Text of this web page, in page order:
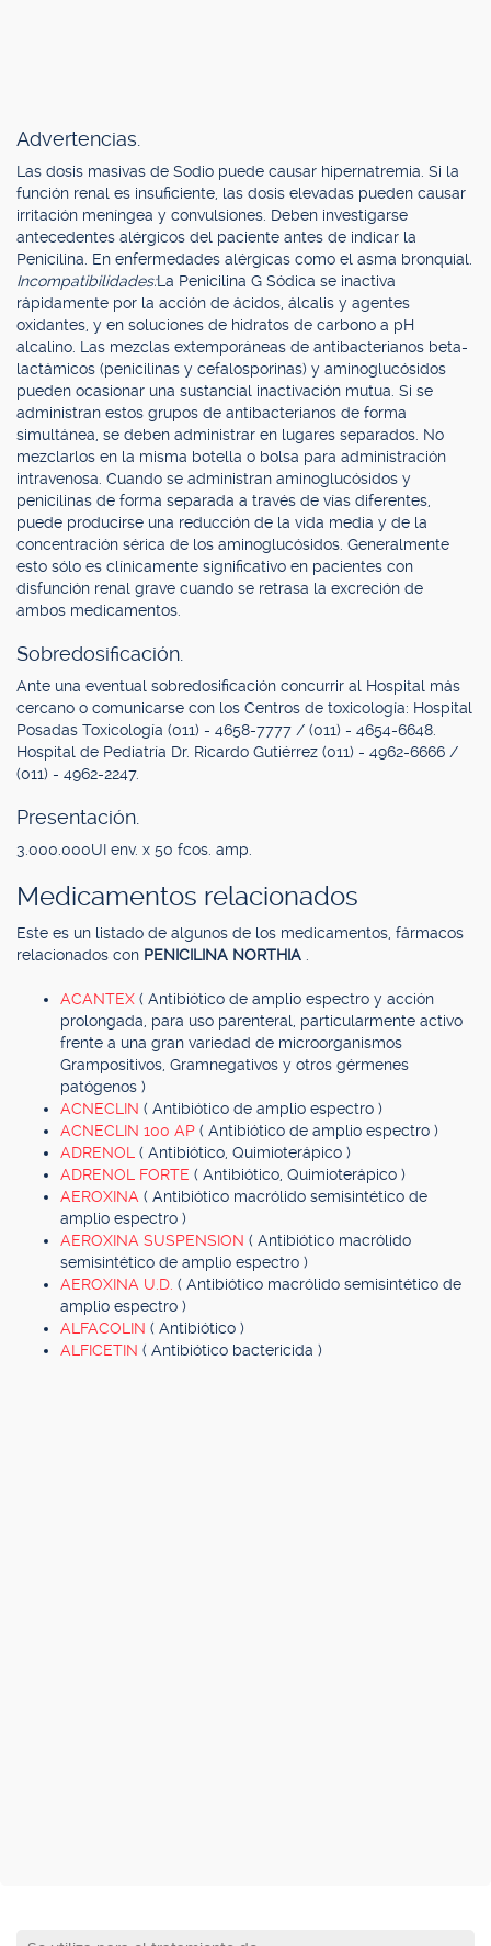
Advertencias.
Las dosis masivas de Sodio puede causar hipernatremia. Si la
función renal es insuficiente, las dosis elevadas pueden causar
irritación meníngea y convulsiones. Deben investigarse
antecedentes alérgicos del paciente antes de indicar la
Penicilina. En enfermedades alérgicas como el asma bronquial.
Incompatibilidades:La Penicilina G Sódica se inactiva
rápidamente por la acción de ácidos, álcalis y agentes
oxidantes, y en soluciones de hidratos de carbono a pH
alcalino. Las mezclas extemporáneas de antibacterianos beta-
lactámicos (penicilinas y cefalosporinas) y aminoglucósidos
pueden ocasionar una sustancial inactivación mutua. Si se
administran estos grupos de antibacterianos de forma
simultánea, se deben administrar en lugares separados. No
mezclarlos en la misma botella o bolsa para administración
intravenosa. Cuando se administran aminoglucósidos y
penicilinas de forma separada a través de vías diferentes,
puede producirse una reducción de la vida media y de la
concentración sérica de los aminoglucósidos. Generalmente
esto sólo es clínicamente significativo en pacientes con
disfunción renal grave cuando se retrasa la excreción de
ambos medicamentos.
Sobredosificación.
Ante una eventual sobredosificación concurrir al Hospital más
cercano o comunicarse con los Centros de toxicología: Hospital
Posadas Toxicología (011) - 4658-7777 / (011) - 4654-6648.
Hospital de Pediatría Dr. Ricardo Gutiérrez (011) - 4962-6666 /
(011) - 4962-2247.
Presentación.
3.000.000UI env. x 50 fcos. amp.
Medicamentos relacionados
Este es un listado de algunos de los medicamentos, fármacos
relacionados con PENICILINA NORTHIA
ACANTEX ( Antibiótico de amplio espectro y acción
prolongada, para uso parenteral, particularmente activo
frente a una gran variedad de microorganismos
Grampositivos, Gramnegativos y otros gérmenes
patógenos )
ACNECLIN ( Antibiótico de amplio espectro )
ACNECLIN 100 AP ( Antibiótico de amplio espectro )
ADRENOL ( Antibiótico, Quimioterápico )
ADRENOL FORTE ( Antibiótico, Quimioterápico )
AEROXINA ( Antibiótico macrólido semisintético de
amplio espectro )
AEROXINA SUSPENSION ( Antibiótico macrólido
semisintético de amplio espectro )
AEROXINA U.D. ( Antibiótico macrólido semisintético de
amplio espectro )
ALFACOLIN ( Antibiótico )
ALFICETIN ( Antibiótico bactericida )